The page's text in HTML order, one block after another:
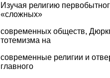
Изучая религию
«сложных»
современных обществ,
тотемизма на
современные религии и
главного